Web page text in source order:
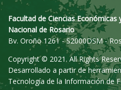
Facultad de Ciencias Económicas
Nacional de Rosario
Bv. Oroño 1261 - S2000DSM -
Copyright © 2021. All Rights
Desarrollado a partir de
Tecnología de la Información de